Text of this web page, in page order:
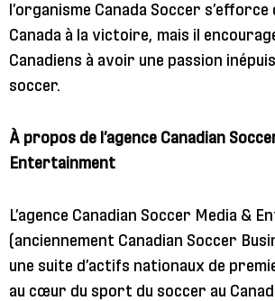
l’organisme Canada Soccer s’efforce
Canada à la victoire, mais il
Canadiens à avoir une passion
soccer.
À propos de l’agence Canadian
Entertainment
L’agence Canadian Soccer Media &
(anciennement Canadian Soccer
une suite d’actifs nationaux de
au cœur du sport du soccer au